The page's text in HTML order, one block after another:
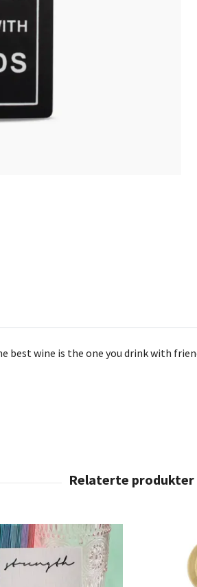
best wine is the one you drink with